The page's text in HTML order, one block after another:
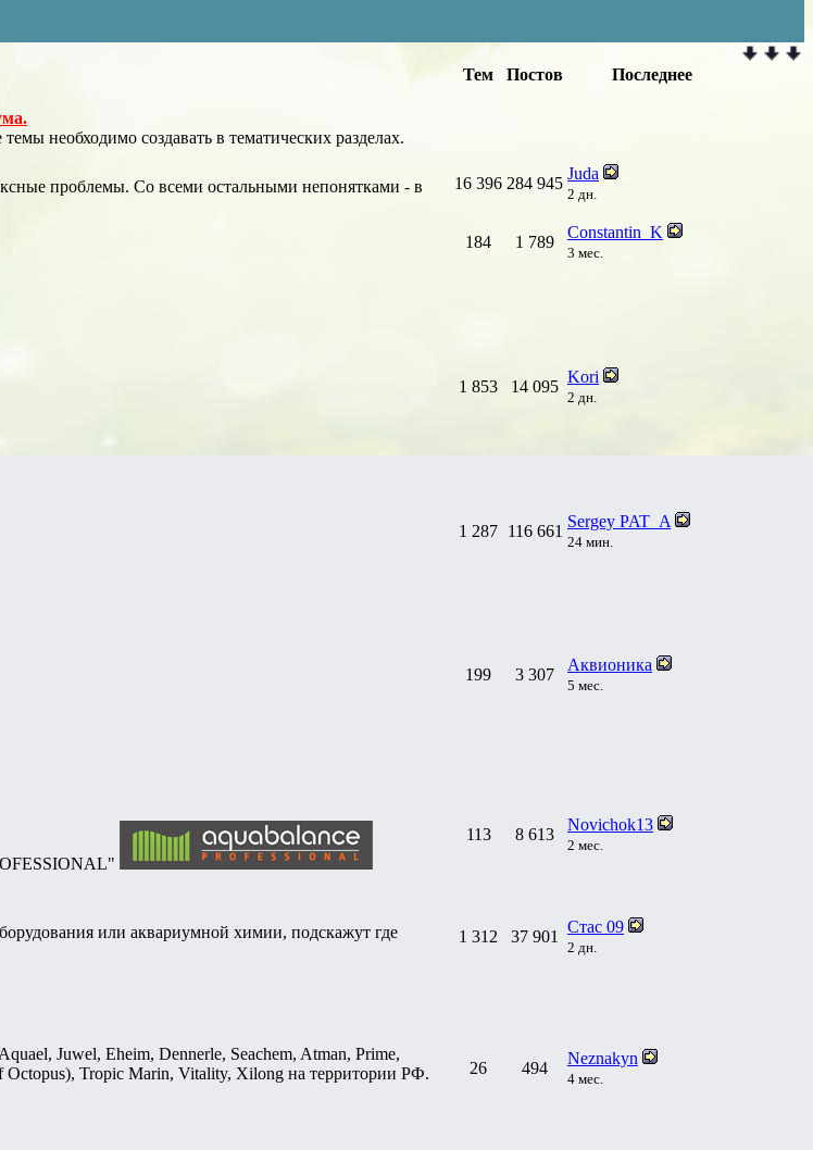
Тем Постов
Последнее
необходимо создавать в тематических разделах.
проблемы. Со всеми остальными непонятками - в
16 396 284 945
Juda
2 дн.
184 1 789
Constantin_K
3 мес.
1 853 14 095
Kori
2 дн.
1 287 116 661
Sergey PAT_A
24 мин.
199 3 307
Аквионика
5 мес.
113 8 613
Novichok13
2 мес.
или аквариумной химии, подскажут где
1 312 37 901
Стас 09
2 дн.
Juwel, Eheim, Dennerle, Seachem, Atman, Prime,
Octopus), Tropic Marin, Vitality, Xilong на территории РФ.
26 494
Neznakyn
4 мес.